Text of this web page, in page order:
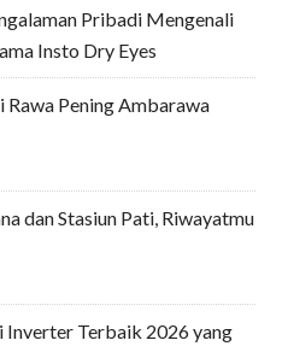
Pribadi Mengenali
Insto Dry Eyes
Rawa Pening Ambarawa
dan Stasiun Pati, Riwayatmu
Inverter Terbaik 2026 yang